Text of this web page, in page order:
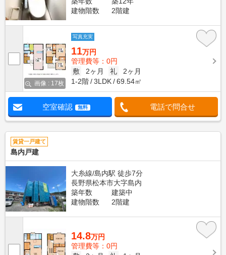
建物階数
2階建
画像 : 17枚
写真充実
11万円
管理費等：0円
敷
2ヶ月 礼
2ヶ月
1-2階
3LDK 69.54㎡
空室確認 無料 電話で問合せ
賃貸一戸建て
島内戸建
大糸線/島内駅 徒歩7分
長野県松本市大字島内
築年数
建築中
建物階数
2階建
14.8万円
管理費等：0円